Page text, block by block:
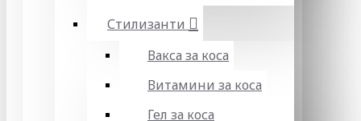
Стилизанти
Вакса за коса
Витамини за коса
Гел за коса